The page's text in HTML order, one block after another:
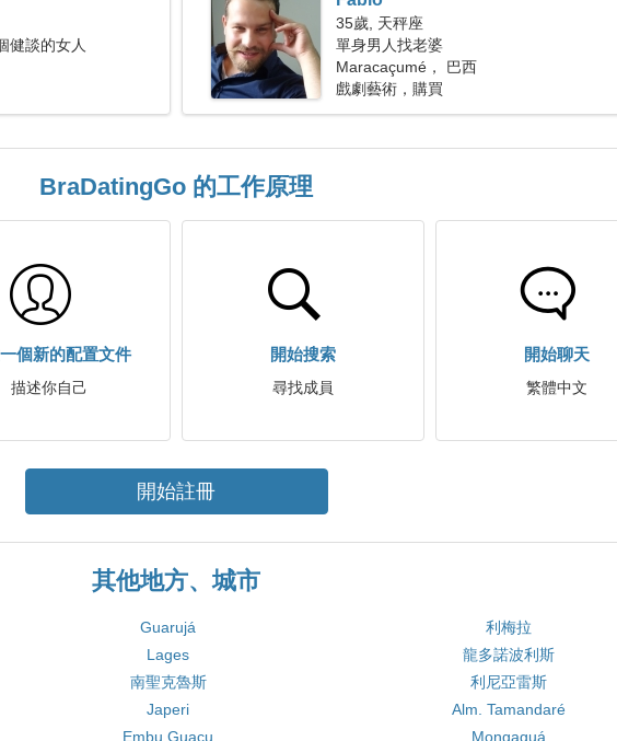
健談的女人
35歲, 天秤座
單身男人找老婆
Maracaçumé， 巴西
戲劇藝術，購買
BraDatingGo 的工作原理
個新的配置文件
描述你自己
開始搜索
尋找成員
開始聊天
繁體中文
開始註冊
其他地方、城市
Guarujá
利梅拉
Lages
龍多諾波利斯
南聖克魯斯
利尼亞雷斯
Japeri
Alm. Tamandaré
Embu Guaçu Mongaguá